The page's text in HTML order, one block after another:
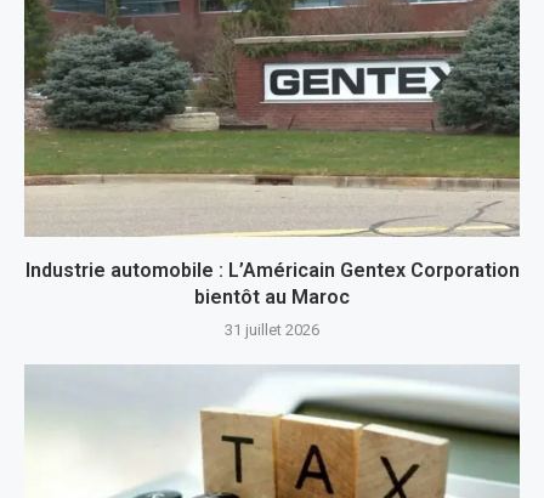
Industrie automobile : L’Américain Gentex Corporation
bientôt au Maroc
31 juillet 2026